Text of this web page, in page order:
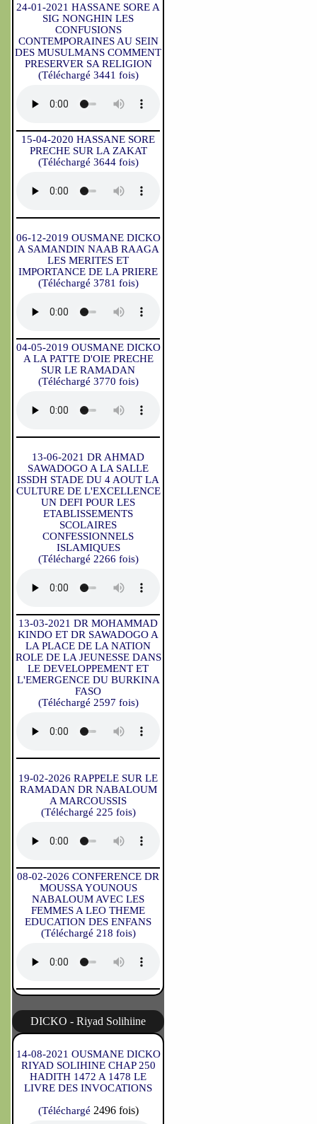
24-01-2021 HASSANE SORE A
SIG NONGHIN LES
CONFUSIONS
CONTEMPORAINES AU SEIN
DES MUSULMANS COMMENT
PRESERVER SA RELIGION
(Téléchargé 3441 fois)
15-04-2020 HASSANE SORE
PRECHE SUR LA ZAKAT
(Téléchargé 3644 fois)
06-12-2019 OUSMANE DICKO
A SAMANDIN NAAB RAAGA
LES MERITES ET
IMPORTANCE DE LA PRIERE
(Téléchargé 3781 fois)
04-05-2019 OUSMANE DICKO
A LA PATTE D'OIE PRECHE
SUR LE RAMADAN
(Téléchargé 3770 fois)
13-06-2021 DR AHMAD
SAWADOGO A LA SALLE
ISSDH STADE DU 4 AOUT LA
CULTURE DE L'EXCELLENCE
UN DEFI POUR LES
ETABLISSEMENTS
SCOLAIRES
CONFESSIONNELS
ISLAMIQUES
(Téléchargé 2266 fois)
13-03-2021 DR MOHAMMAD
KINDO ET DR SAWADOGO A
LA PLACE DE LA NATION
ROLE DE LA JEUNESSE DANS
LE DEVELOPPEMENT ET
L'EMERGENCE DU BURKINA
FASO
(Téléchargé 2597 fois)
19-02-2026 RAPPELE SUR LE
RAMADAN DR NABALOUM
A MARCOUSSIS
(Téléchargé 225 fois)
08-02-2026 CONFERENCE DR
MOUSSA YOUNOUS
NABALOUM AVEC LES
FEMMES A LEO THEME
EDUCATION DES ENFANS
(Téléchargé 218 fois)
DICKO - Riyad Solihiine
14-08-2021 OUSMANE DICKO
RIYAD SOLIHINE CHAP 250
HADITH 1472 A 1478 LE
LIVRE DES INVOCATIONS
(Téléchargé 2496 fois)